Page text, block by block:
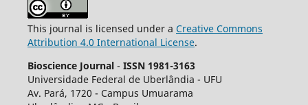
This journal is licensed under a Creative Commons
Attribution 4.0 International License.
Bioscience Journal - ISSN 1981-3163
Universidade Federal de Uberlândia - UFU
Av. Pará, 1720 - Campus Umuarama